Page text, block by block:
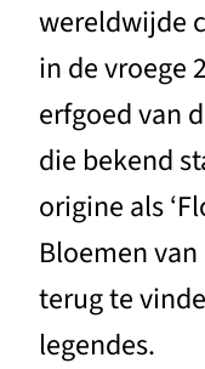
wereldwijde
in de vroege
erfgoed van
die bekend
origine als
Bloemen
terug te
legendes.